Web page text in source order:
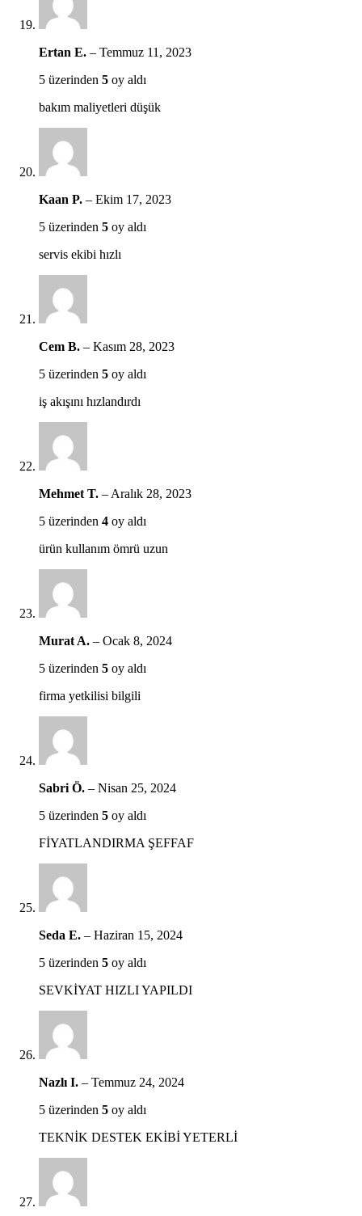
Ertan E. – Temmuz 11, 2023
5 üzerinden 5 oy aldı
bakım maliyetleri düşük
Kaan P. – Ekim 17, 2023
5 üzerinden 5 oy aldı
servis ekibi hızlı
Cem B. – Kasım 28, 2023
5 üzerinden 5 oy aldı
iş akışını hızlandırdı
Mehmet T. – Aralık 28, 2023
5 üzerinden 4 oy aldı
ürün kullanım ömrü uzun
Murat A. – Ocak 8, 2024
5 üzerinden 5 oy aldı
firma yetkilisi bilgili
Sabri Ö. – Nisan 25, 2024
5 üzerinden 5 oy aldı
FİYATLANDIRMA ŞEFFAF
Seda E. – Haziran 15, 2024
5 üzerinden 5 oy aldı
SEVKİYAT HIZLI YAPILDI
Nazlı I. – Temmuz 24, 2024
5 üzerinden 5 oy aldı
TEKNİK DESTEK EKİBİ YETERLİ